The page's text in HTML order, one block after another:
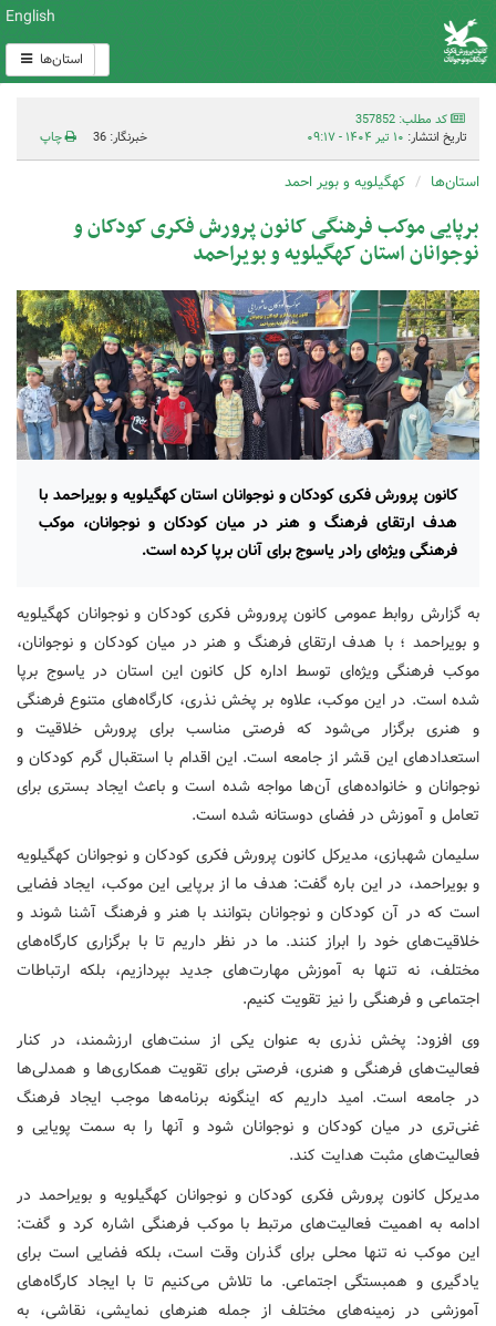
English
استان‌ها
کد مطلب: 357852
تاریخ انتشار: ۱۰ تیر ۱۴۰۴ - ۰۹:۱۷ خبرنگار: 36 چاپ
استان‌ها کهگیلویه و بویر احمد
برپایی موکب فرهنگی کانون پرورش فکری کودکان و
نوجوانان استان کهگیلویه و بویراحمد
کانون پرورش فکری کودکان و نوجوانان استان کهگیلویه و بویراحمد با
هدف ارتقای فرهنگ و هنر در میان کودکان و نوجوانان، موکب
فرهنگی ویژه‌ای رادر یاسوج برای آنان برپا کرده است.
به گزارش روابط عمومی کانون پروروش فکری کودکان و نوجوانان کهگیلویه
و بویراحمد ؛ با هدف ارتقای فرهنگ و هنر در میان کودکان و نوجوانان،
موکب فرهنگی ویژه‌ای توسط اداره کل کانون این استان در یاسوج برپا
شده است. در این موکب، علاوه بر پخش نذری، کارگاه‌های متنوع فرهنگی
و هنری برگزار می‌شود که فرصتی مناسب برای پرورش خلاقیت و
استعدادهای این قشر از جامعه است. این اقدام با استقبال گرم کودکان و
نوجوانان و خانواده‌های آن‌ها مواجه شده است و باعث ایجاد بستری برای
تعامل و آموزش در فضای دوستانه شده است.
سلیمان شهبازی، مدیرکل کانون پرورش فکری کودکان و نوجوانان کهگیلویه
و بویراحمد، در این باره گفت: هدف ما از برپایی این موکب، ایجاد فضایی
است که در آن کودکان و نوجوانان بتوانند با هنر و فرهنگ آشنا شوند و
خلاقیت‌های خود را ابراز کنند. ما در نظر داریم تا با برگزاری کارگاه‌های
مختلف، نه تنها به آموزش مهارت‌های جدید بپردازیم، بلکه ارتباطات
اجتماعی و فرهنگی را نیز تقویت کنیم.
وی افزود: پخش نذری به عنوان یکی از سنت‌های ارزشمند، در کنار
فعالیت‌های فرهنگی و هنری، فرصتی برای تقویت همکاری‌ها و همدلی‌ها
در جامعه است. امید داریم که اینگونه برنامه‌ها موجب ایجاد فرهنگ
غنی‌تری در میان کودکان و نوجوانان شود و آنها را به سمت پویایی و
فعالیت‌های مثبت هدایت کند.
مدیرکل کانون پرورش فکری کودکان و نوجوانان کهگیلویه و بویراحمد در
ادامه به اهمیت فعالیت‌های مرتبط با موکب فرهنگی اشاره کرد و گفت:
این موکب نه تنها محلی برای گذران وقت است، بلکه فضایی است برای
یادگیری و همبستگی اجتماعی. ما تلاش می‌کنیم تا با ایجاد کارگاه‌های
آموزشی در زمینه‌های مختلف از جمله هنرهای نمایشی، نقاشی، به